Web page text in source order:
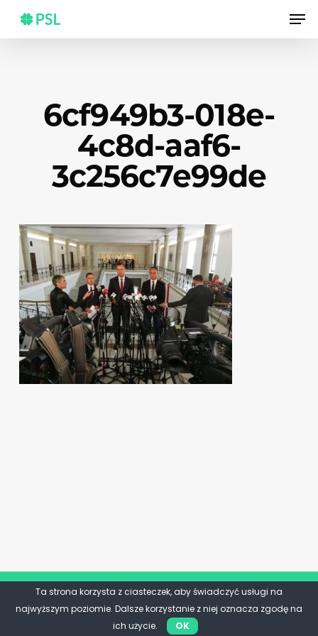
main
6cf949b3-018e-
4c8d-aaf6-
3c256c7e99de
Ta strona korzysta z ciasteczek, aby świadczyć usługi na
najwyższym poziomie. Dalsze korzystanie z niej oznacza zgodę na
ich użycie.
OK